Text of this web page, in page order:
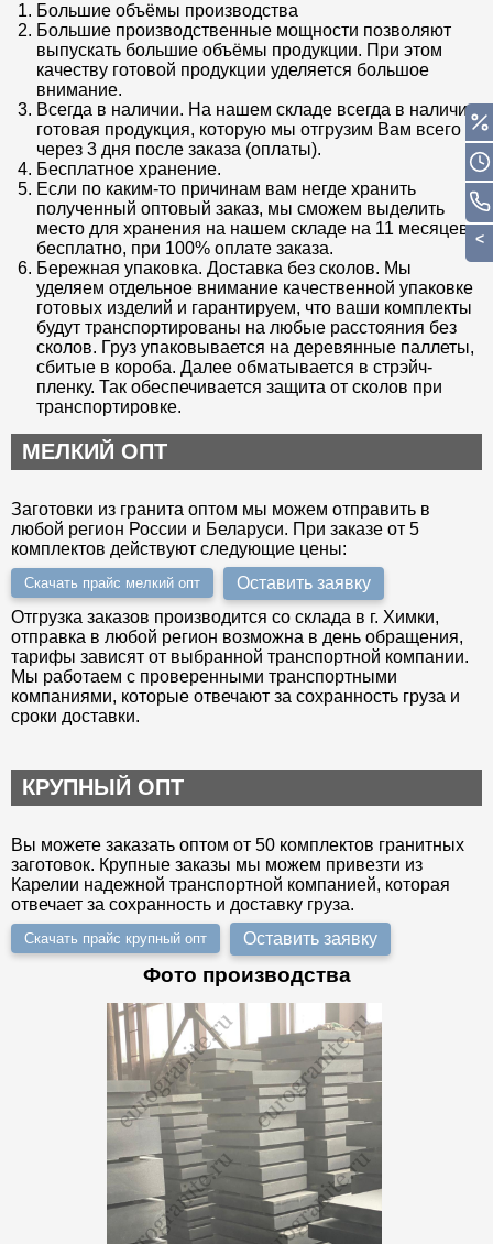
Большие объёмы производства
Большие производственные мощности позволяют
выпускать большие объёмы продукции. При этом
качеству готовой продукции уделяется большое
внимание.
Всегда в наличии. На нашем складе всегда в наличии
готовая продукция, которую мы отгрузим Вам всего
через 3 дня после заказа (оплаты).
Бесплатное хранение.
Если по каким-то причинам вам негде хранить
полученный оптовый заказ, мы сможем выделить
место для хранения на нашем складе на 11 месяцев
бесплатно, при 100% оплате заказа.
Бережная упаковка. Доставка без сколов. Мы
уделяем отдельное внимание качественной упаковке
готовых изделий и гарантируем, что ваши комплекты
будут транспортированы на любые расстояния без
сколов. Груз упаковывается на деревянные паллеты,
сбитые в короба. Далее обматывается в стрэйч-
пленку. Так обеспечивается защита от сколов при
транспортировке.
МЕЛКИЙ ОПТ
Заготовки из гранита оптом мы можем отправить в
любой регион России и Беларуси. При заказе от 5
комплектов действуют следующие цены:
Скачать прайс мелкий опт
Оставить заявку
Отгрузка заказов производится со склада в г. Химки,
отправка в любой регион возможна в день обращения,
тарифы зависят от выбранной транспортной компании.
Мы работаем с проверенными транспортными
компаниями, которые отвечают за сохранность груза и
сроки доставки.
КРУПНЫЙ ОПТ
Вы можете заказать оптом от 50 комплектов гранитных
заготовок. Крупные заказы мы можем привезти из
Карелии надежной транспортной компанией, которая
отвечает за сохранность и доставку груза.
Скачать прайс крупный опт Оставить заявку
Фото производства